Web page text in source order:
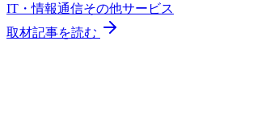
IT・情報通信その他サービス
取材記事を読む